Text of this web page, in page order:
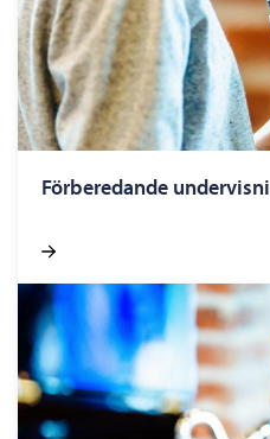
Förberedande